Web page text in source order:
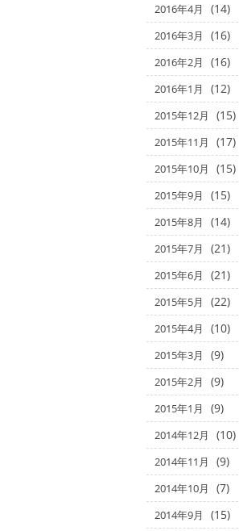
2016年4月 (14)
2016年3月 (16)
2016年2月 (16)
2016年1月 (12)
2015年12月 (15)
2015年11月 (17)
2015年10月 (15)
2015年9月 (15)
2015年8月 (14)
2015年7月 (21)
2015年6月 (21)
2015年5月 (22)
2015年4月 (10)
2015年3月 (9)
2015年2月 (9)
2015年1月 (9)
2014年12月 (10)
2014年11月 (9)
2014年10月 (7)
2014年9月 (15)